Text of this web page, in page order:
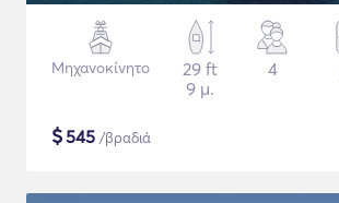
Μηχανοκίνητο
29 ft
9 μ.
4
$545 /βραδιά